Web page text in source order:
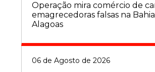
Operação mira comércio de
emagrecedoras falsas na
Alagoas
06 de Agosto de 2026